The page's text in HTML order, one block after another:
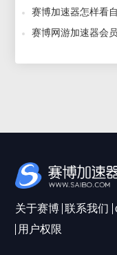
赛博加速器怎样看
赛博网游加速器会
关于赛博 联系我们
用户权限